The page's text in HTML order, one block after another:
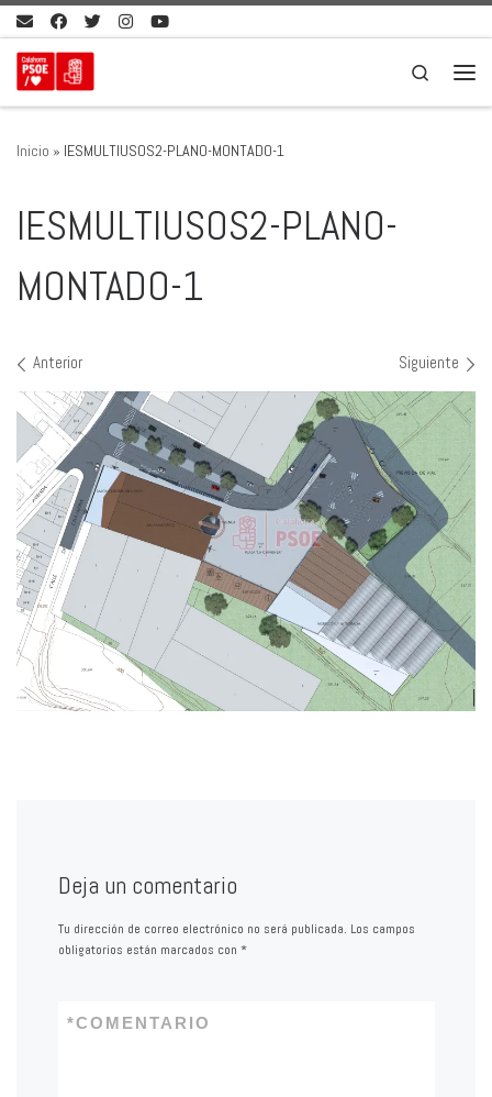
Saltar al contenido
Search
Inicio » IESMULTIUSOS2-PLANO-MONTADO-1
IESMULTIUSOS2-PLANO-
MONTADO-1
Navegación de imágenes
Anterior Siguiente
Deja un comentario
Tu dirección de correo electrónico no será publicada. Los campos
obligatorios están marcados con *
COMENTARIO
*